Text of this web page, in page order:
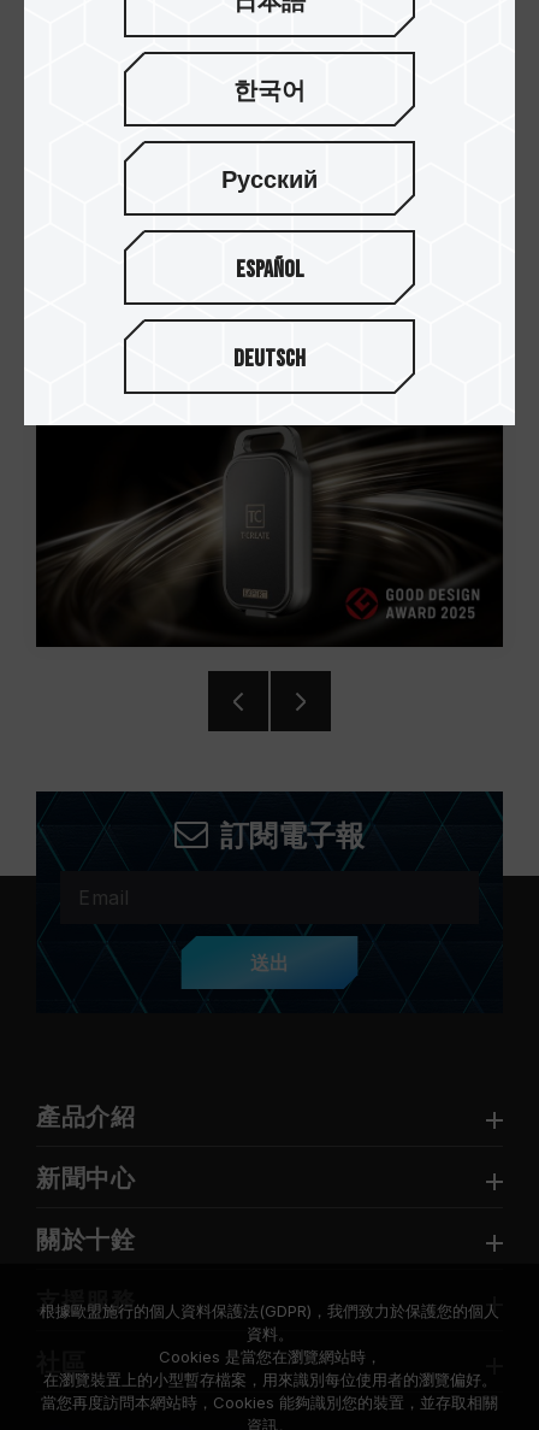
更多消息 2
15.Oct.2025
十銓科技 T-CREATE EXPERT P34F可定位
外接式固態硬碟榮獲2025日本Good
Design設計大獎 全球首款可定位SSD...
訂閱電子報
送出
產品介紹
新聞中心
關於十銓
支援服務
한국어
Русский
Español
Deutsch
根據歐盟施行的個人資料保護法(GDPR)，我們致力於保護您的個人
資料。
Cookies 是當您在瀏覽網站時，
在瀏覽裝置上的小型暫存檔案，用來識別每位使用者的瀏覽偏好。
當您再度訪問本網站時，Cookies 能夠識別您的裝置，並存取相關
資訊。